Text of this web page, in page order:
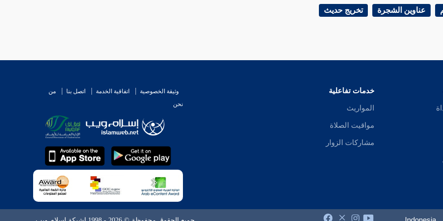
عناوين الشجرة تخريج حديث
خدمات تفاعلية
المواريث
مواقيت الصلاة
مشاركات الزوار
وثيقة الخصوصية اتفاقية الخدمة اتصل بنا
من
نحن